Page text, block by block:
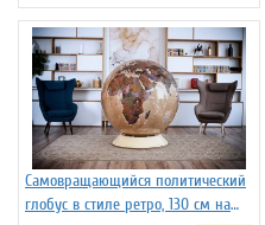
Самовращающийся политический
глобус в стиле ретро, 130 см на